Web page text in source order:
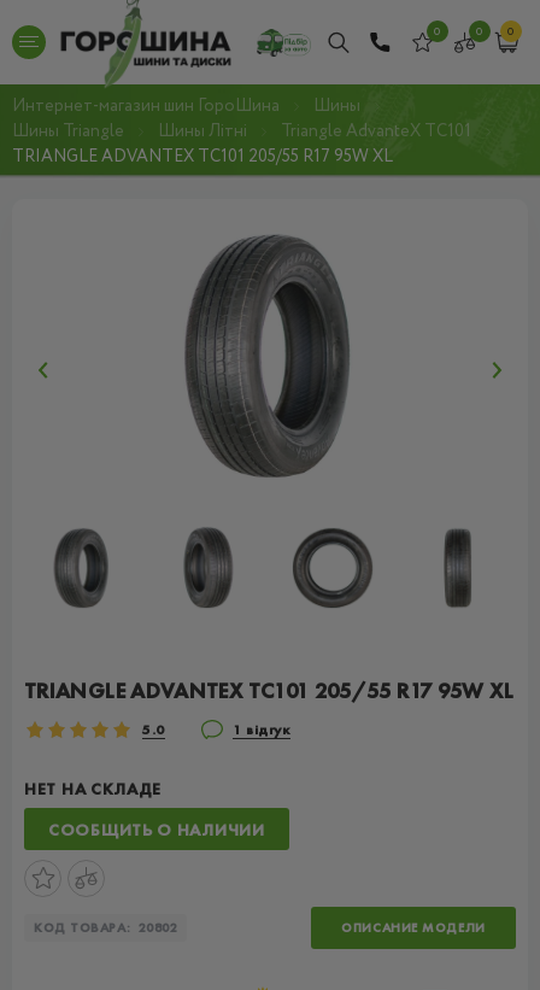
0 0 0
Интернет-магазин шин ГороШина
Шины
Шины Triangle
Шины Літні
Triangle AdvanteX TC101
TRIANGLE ADVANTEX TC101 205/55 R17 95W XL
TRIANGLE ADVANTEX TC101 205/55 R17 95W XL
5.0 1 відгук
НЕТ НА СКЛАДЕ
СООБЩИТЬ О НАЛИЧИИ
КОД ТОВАРА: 20802 ОПИСАНИЕ МОДЕЛИ